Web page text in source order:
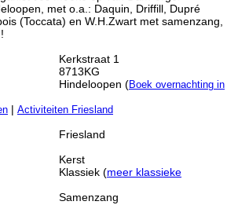
met o.a.: Daquin, Driffill, Dupré
(Toccata) en W.H.Zwart met samenzang,
Kerkstraat 1
8713KG
Hindeloopen (Boek overnachting in
| Activiteiten Friesland
Friesland
Kerst
Klassiek (meer klassieke
Samenzang